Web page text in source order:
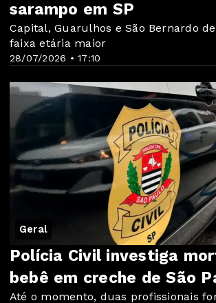
28/07/2026 • 17:10
sarampo em SP
Capital, Guarulhos e São Bernardo
faixa etária maior
Geral
Polícia Civil investiga
bebê em creche de São
Até o momento, duas profissionais